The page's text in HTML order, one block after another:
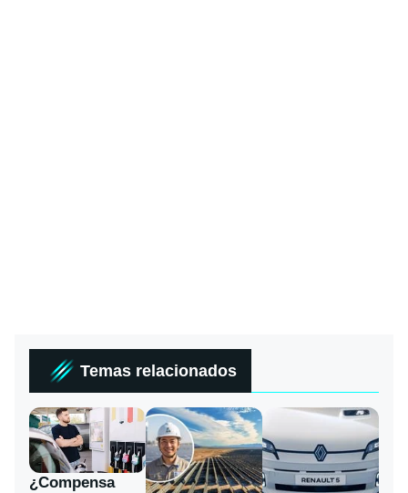
Temas relacionados
¿Compensa